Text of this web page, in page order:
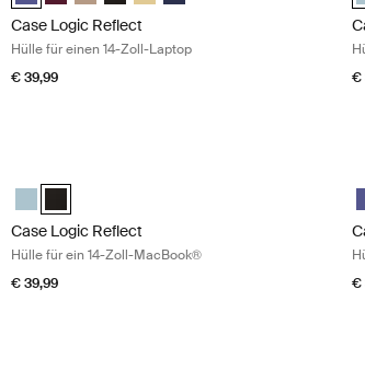
Case Logic Reflect
Hülle für einen 14-Zoll-Laptop
€ 39,99
€
Case Logic Reflect 14" MacBook® Sleeve Gentle
Case Logic Reflect 14" MacBook® Sleeve
Case Logic Reflect
Hülle für ein 14-Zoll-MacBook®
€ 39,99
€